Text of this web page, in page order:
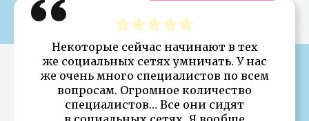
Некоторые сейчас начинают в тех
же социальных сетях умничать. У нас
же очень много специалистов по всем
вопросам. Огромное количество
специалистов… Все они сидят